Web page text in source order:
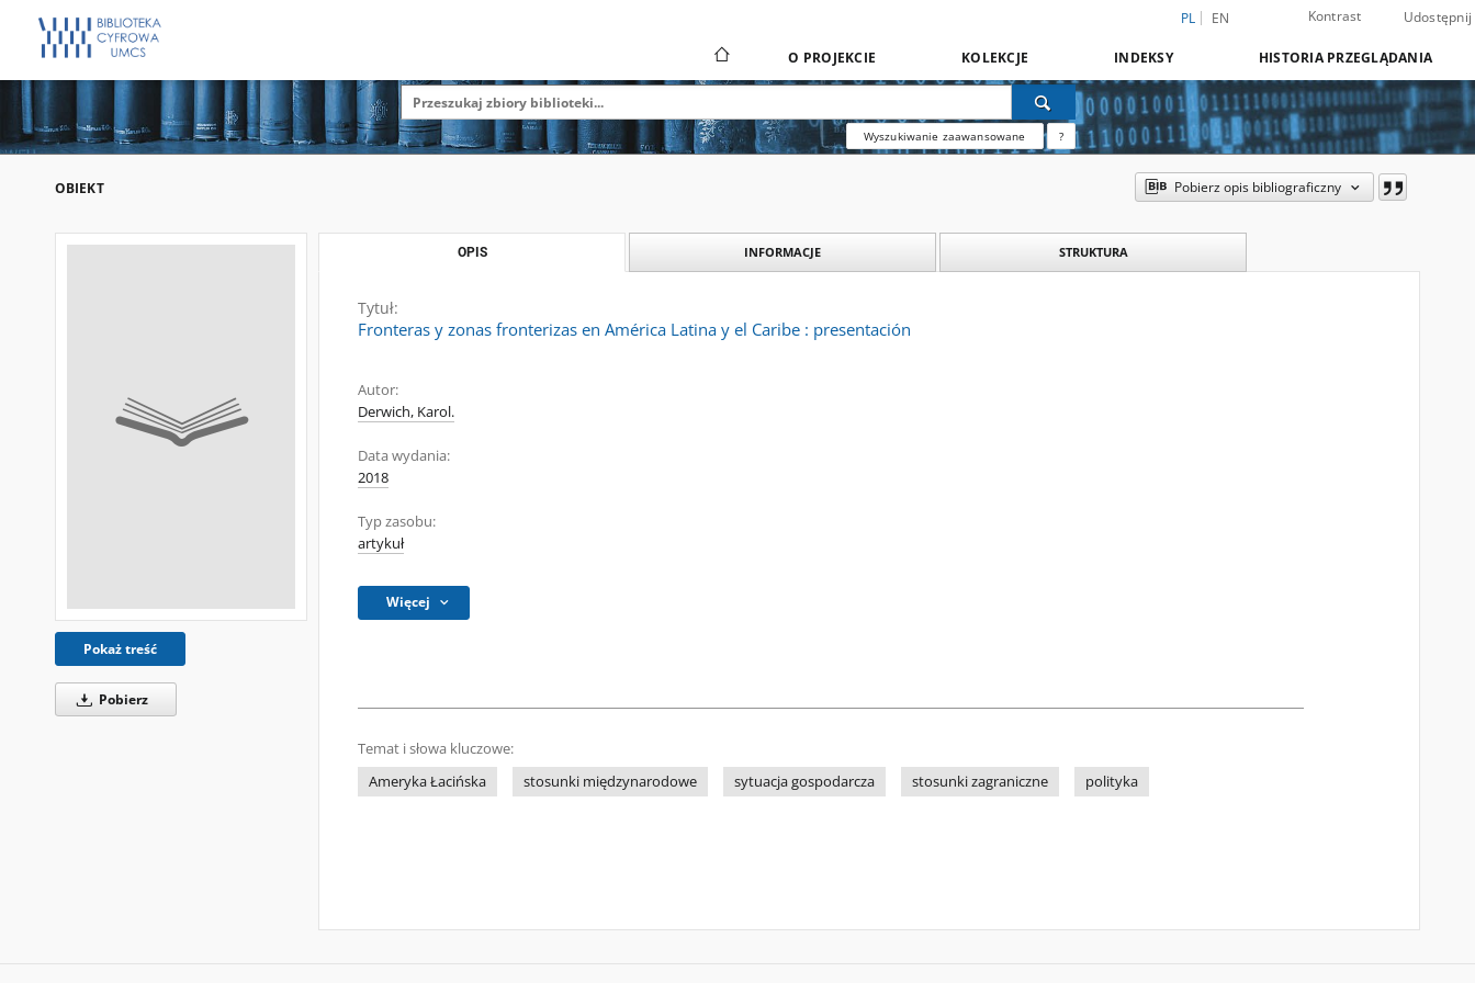
PL EN Kontrast Udostępnij
O PROJEKCIE KOLEKCJE INDEKSY HISTORIA PRZEGLĄDANIA
Wyszukiwanie zaawansowane ?
OBIEKT Pobierz opis bibliograficzny
Pokaż treść
Pobierz
OPIS INFORMACJE STRUKTURA
Tytuł:
Fronteras y zonas fronterizas en América Latina y el Caribe : presentación
Autor:
Derwich, Karol.
Data wydania:
2018
Typ zasobu:
artykuł
Więcej
Temat i słowa kluczowe:
Ameryka Łacińska
stosunki międzynarodowe sytuacja gospodarcza stosunki zagraniczne polityka